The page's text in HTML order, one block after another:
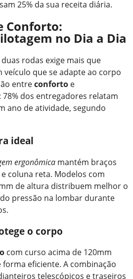
25% da sua receita diária.
Conforto:
no Dia a Dia
rodas exige mais que
veículo que se adapte ao corpo
entreconforto e
dos entregadores relatam
ano de atividade, segundo
ideal
ergonômica mantém braços
coluna reta. Modelos com
de altura distribuem melhor o
pressão na lombar durante
o corpo
com curso acima de 120mm
eficiente. A combinação
telescópicos e traseiros